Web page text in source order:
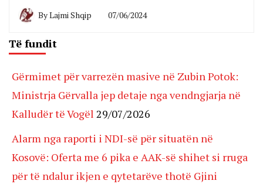
ByLajmi Shqip 07/06/2024
Të fundit
Gërmimet për varrezën masive në Zubin Potok:
Ministrja Gërvalla jep detaje nga vendngjarja në
Kalludër të Vogël 29/07/2026
Alarm nga raporti i NDI-së për situatën në
Kosovë: Oferta me 6 pika e AAK-së shihet si rruga
për të ndalur ikjen e qytetarëve thotë Gjini